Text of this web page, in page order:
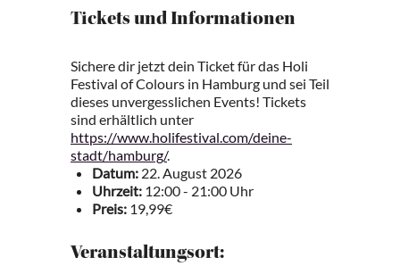
Tickets und Informationen
Sichere dir jetzt dein Ticket für das Holi
Festival of Colours in Hamburg und sei Teil
dieses unvergesslichen Events! Tickets
sind erhältlich unter
https://www.holifestival.com/deine-
stadt/hamburg/.
Datum: 22. August 2026
Uhrzeit: 12:00 - 21:00 Uhr
Preis: 19,99€
Veranstaltungsort: